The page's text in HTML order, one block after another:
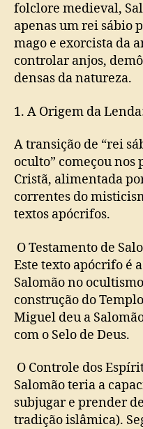
folclore medieval,
apenas um rei sábio
mago e exorcista da
controlar anjos,
densas da natureza.
1. A Origem da
A transição de “rei
oculto” começou nos
Cristã, alimentada
correntes do
textos apócrifos.
O Testamento de
Este texto apócrifo é
Salomão no
construção do
Miguel deu a
com o Selo de Deus.
O Controle dos
Salomão teria a
subjugar e prender
tradição islâmica).